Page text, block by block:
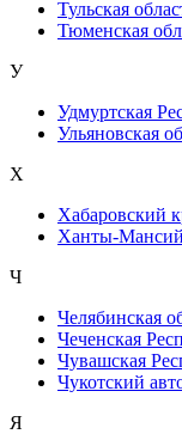
Тульская
Тюменская
У
Удмуртская
Ульяновская
Х
Хабаровский
Ханты-
Ч
Челябинская
Чеченская
Чувашская
Чукотский
Я